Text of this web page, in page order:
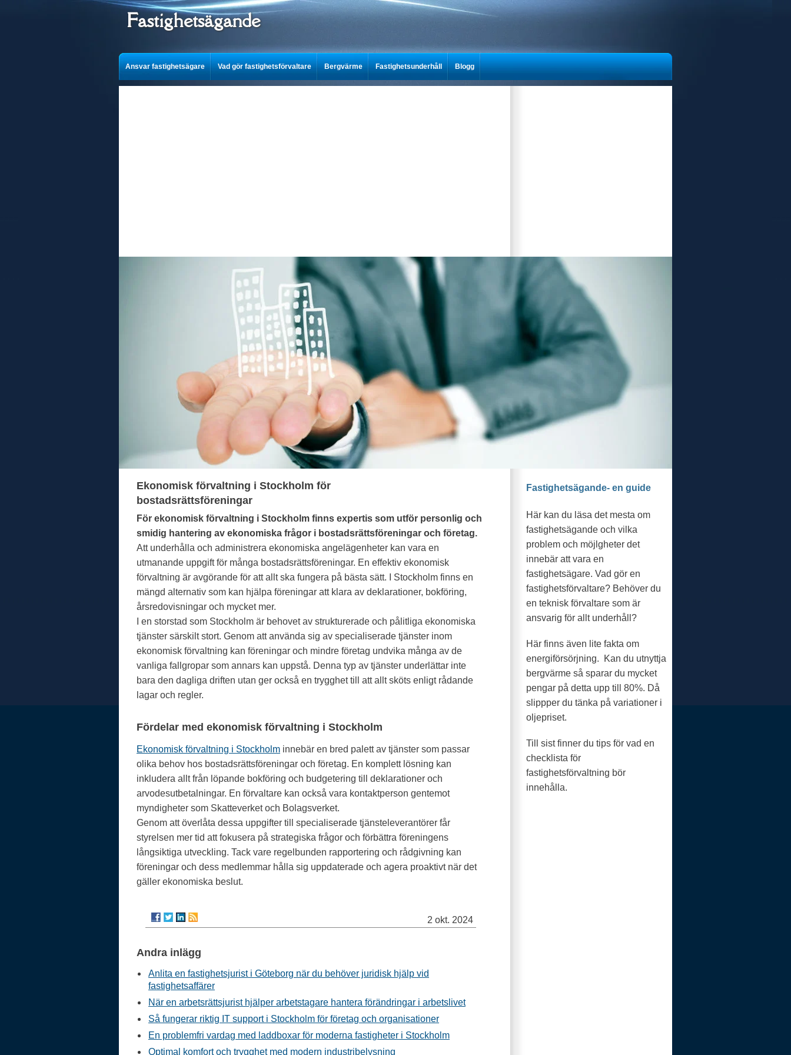
Fastighetsägande
Ansvar fastighetsägare Vad gör fastighetsförvaltare Bergvärme Fastighetsunderhåll Blogg
Ekonomisk förvaltning i Stockholm för
bostadsrättsföreningar
För ekonomisk förvaltning i Stockholm finns expertis som utför personlig och
smidig hantering av ekonomiska frågor i bostadsrättsföreningar och företag.
Att underhålla och administrera ekonomiska angelägenheter kan vara en
utmanande uppgift för många bostadsrättsföreningar. En effektiv ekonomisk
förvaltning är avgörande för att allt ska fungera på bästa sätt. I Stockholm finns en
mängd alternativ som kan hjälpa föreningar att klara av deklarationer, bokföring,
årsredovisningar och mycket mer.
I en storstad som Stockholm är behovet av strukturerade och pålitliga ekonomiska
tjänster särskilt stort. Genom att använda sig av specialiserade tjänster inom
ekonomisk förvaltning kan föreningar och mindre företag undvika många av de
vanliga fallgropar som annars kan uppstå. Denna typ av tjänster underlättar inte
bara den dagliga driften utan ger också en trygghet till att allt sköts enligt rådande
lagar och regler.
Fördelar med ekonomisk förvaltning i Stockholm
Ekonomisk förvaltning i Stockholm innebär en bred palett av tjänster som passar
olika behov hos bostadsrättsföreningar och företag. En komplett lösning kan
inkludera allt från löpande bokföring och budgetering till deklarationer och
arvodesutbetalningar. En förvaltare kan också vara kontaktperson gentemot
myndigheter som Skatteverket och Bolagsverket.
Genom att överlåta dessa uppgifter till specialiserade tjänsteleverantörer får
styrelsen mer tid att fokusera på strategiska frågor och förbättra föreningens
långsiktiga utveckling. Tack vare regelbunden rapportering och rådgivning kan
föreningar och dess medlemmar hålla sig uppdaterade och agera proaktivt när det
gäller ekonomiska beslut.
2 okt. 2024
Andra inlägg
Anlita en fastighetsjurist i Göteborg när du behöver juridisk hjälp vid
fastighetsaffärer
När en arbetsrättsjurist hjälper arbetstagare hantera förändringar i arbetslivet
Så fungerar riktig IT support i Stockholm för företag och organisationer
En problemfri vardag med laddboxar för moderna fastigheter i Stockholm
Optimal komfort och trygghet med modern industribelysning
Fastighetsägande- en guide
Här kan du läsa det mesta om
fastighetsägande och vilka
problem och möjlgheter det
innebär att vara en
fastighetsägare. Vad gör en
fastighetsförvaltare? Behöver du
en teknisk förvaltare som är
ansvarig för allt underhåll?
Här finns även lite fakta om
energiförsörjning. Kan du utnyttja
bergvärme så sparar du mycket
pengar på detta upp till 80%. Då
slippper du tänka på variationer i
oljepriset.
Till sist finner du tips för vad en
checklista för
fastighetsförvaltning bör
innehålla.